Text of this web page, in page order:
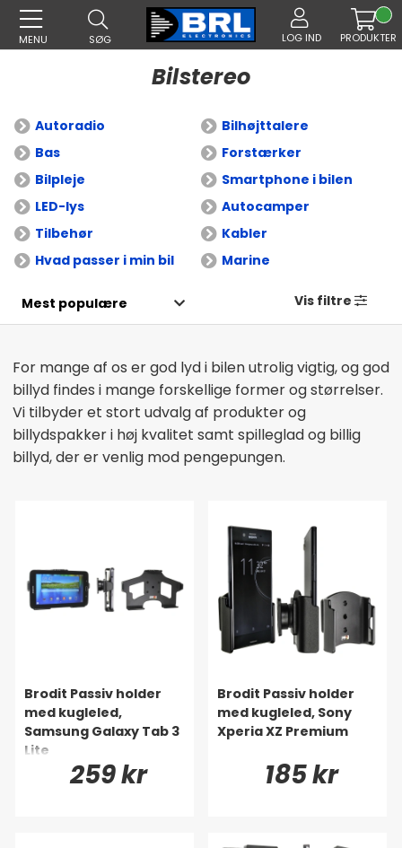
MENU SØG LOG IND PRODUKTER
Bilstereo
Autoradio
Bilhøjttalere
Bas
Forstærker
Bilpleje
Smartphone i bilen
LED-lys
Autocamper
Tilbehør
Kabler
Hvad passer i min bil
Marine
For mange af os er god lyd i bilen utrolig vigtig, og god
billyd findes i mange forskellige former og størrelser.
Vi tilbyder et stort udvalg af produkter og
billydspakker i høj kvalitet samt spilleglad og billig
billyd, der er venlig mod pengepungen.
Vis filtre
Brodit Passiv holder
med kugleled,
Samsung Galaxy Tab 3
Lite
259 kr
Brodit Passiv holder
med kugleled, Sony
Xperia XZ Premium
185 kr